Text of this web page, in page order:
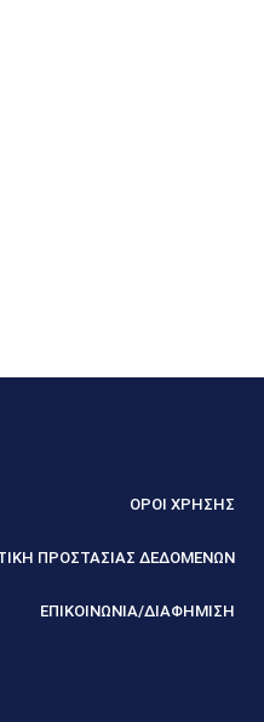
ΟΡΟΙ ΧΡΗΣΗΣ
ΠΡΟΣΤΑΣΙΑΣ ΔΕΔΟΜΕΝΩΝ
ΕΠΙΚΟΙΝΩΝΙΑ/ΔΙΑΦΗΜΙΣΗ